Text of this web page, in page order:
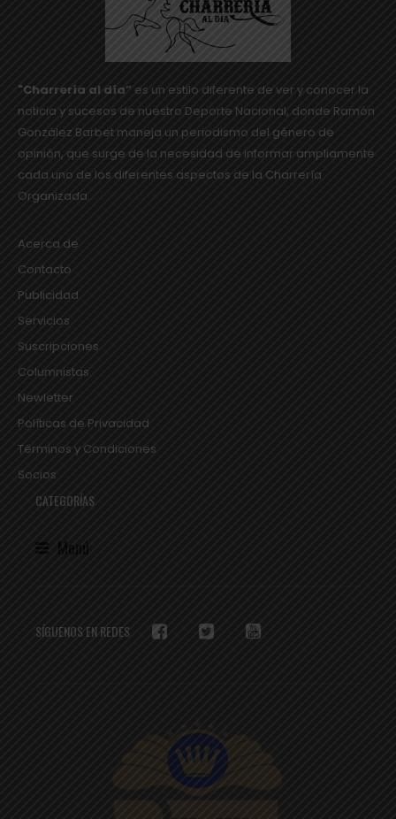
"Charrería al día” es un estilo diferente de ver y conocer la
noticia y sucesos de nuestro Deporte Nacional, donde Ramón
González Barbet maneja un periodismo del género de
opinión, que surge de la necesidad de informar ampliamente
cada uno de los diferentes aspectos de la Charrería
Organizada.
Acerca de
Contacto
Publicidad
Servicios
Suscripciones
Columnistas
Newletter
Políticas de Privacidad
Términos y Condiciones
Socios
CATEGORÍAS
Menú
SÍGUENOS EN REDES